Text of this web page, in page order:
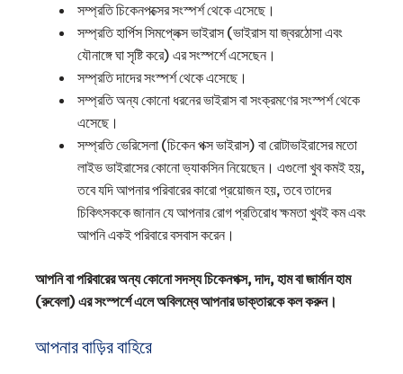
সম্প্রতি চিকেনপক্সের সংস্পর্শ থেকে এসেছে।
সম্প্রতি হার্পিস সিমপ্লেক্স ভাইরাস (ভাইরাস যা জ্বরঠোসা এবং
যৌনাঙ্গে ঘা সৃষ্টি করে) এর সংস্পর্শে এসেছেন।
সম্প্রতি দাদের সংস্পর্শ থেকে এসেছে।
সম্প্রতি অন্য কোনো ধরনের ভাইরাস বা সংক্রমণের সংস্পর্শ থেকে
এসেছে।
সম্প্রতি ভেরিসেলা (চিকেন পক্স ভাইরাস) বা রোটাভাইরাসের মতো
লাইভ ভাইরাসের কোনো ভ্যাকসিন নিয়েছেন। এগুলো খুব কমই হয়,
তবে যদি আপনার পরিবারের কারো প্রয়োজন হয়, তবে তাদের
চিকিৎসককে জানান যে আপনার রোগ প্রতিরোধ ক্ষমতা খুবই কম এবং
আপনি একই পরিবারে বসবাস করেন।
আপনি বা পরিবারের অন্য কোনো সদস্য চিকেনপক্স, দাদ, হাম বা জার্মান হাম
(রুবেলা) এর সংস্পর্শে এলে অবিলম্বে আপনার ডাক্তারকে কল করুন।
আপনার বাড়ির বাহিরে